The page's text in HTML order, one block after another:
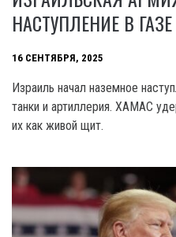
НАСТУПЛЕНИЕ В ГАЗЕ
16 СЕНТЯБРЯ, 2025
Израиль начал наземное
танки и артиллерия. ХАМАС
их как живой щит.